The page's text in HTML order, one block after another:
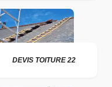
DEVIS TOITURE 22